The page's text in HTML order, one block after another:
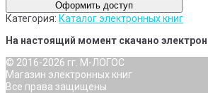
Оформить доступ
Категория: Каталог электронных книг
На настоящий момент скачано
© 2016-2026 гг. М-ЛОГОС
Магазин электронных книг
Все права защищены